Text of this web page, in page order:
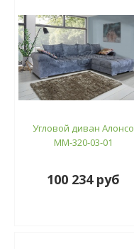
Угловой диван Алонсо
ММ-320-03-01
100 234 руб